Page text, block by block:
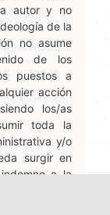
autor y no
de la
no asume
de los
puestos a
acción
los/as
toda la
y/o
surgir en
a la